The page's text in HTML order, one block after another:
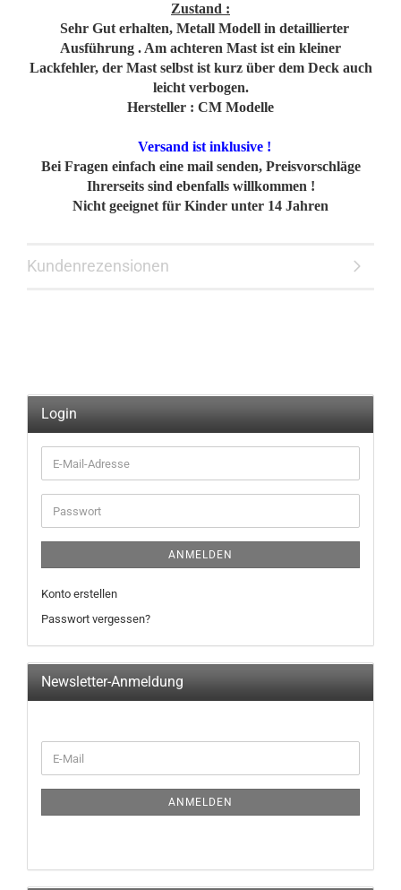
Zustand :
Sehr Gut erhalten, Metall Modell in detaillierter
Ausführung . Am achteren Mast ist ein kleiner
Lackfehler, der Mast selbst ist kurz über dem Deck auch
leicht verbogen.
Hersteller : CM Modelle
Versand ist inklusive !
Bei Fragen einfach eine mail senden, Preisvorschläge
Ihrerseits sind ebenfalls willkommen !
Nicht geeignet für Kinder unter 14 Jahren
Kundenrezensionen
Login
E-
Mail-
Adresse
Passwort
ANMELDEN
Konto erstellen
Passwort vergessen?
Newsletter-Anmeldung
ZUR
E-
Mail
ANMELDEN